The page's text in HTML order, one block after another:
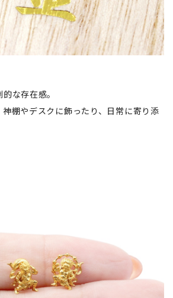
な存在感。
神棚やデスクに飾ったり、日常に寄り添